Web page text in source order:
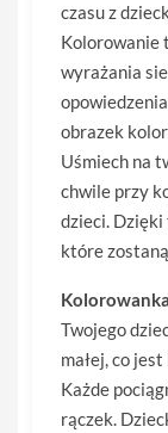
czasu z
Kolorowanie
wyrażania
obrazek
Uśmiech na
chwile przy
dzieci.
które
Twojego
małej, co
Każde
rączek.